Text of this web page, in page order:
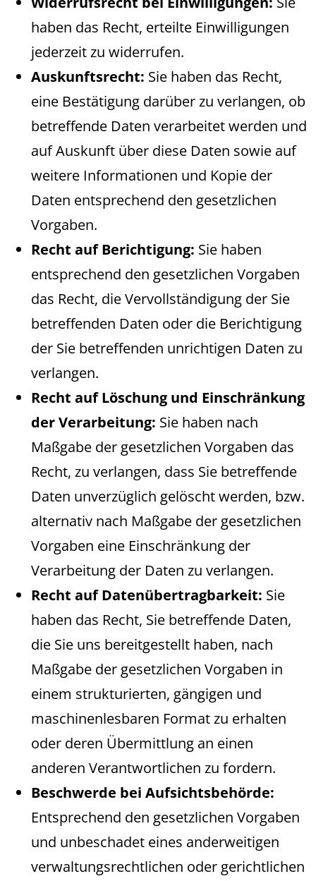
haben das Recht, erteilte Einwilligungen
jederzeit zu widerrufen.
Auskunftsrecht: Sie haben das Recht,
eine Bestätigung darüber zu verlangen, ob
betreffende Daten verarbeitet werden und
auf Auskunft über diese Daten sowie auf
weitere Informationen und Kopie der
Daten entsprechend den gesetzlichen
Vorgaben.
Recht auf Berichtigung: Sie haben
entsprechend den gesetzlichen Vorgaben
das Recht, die Vervollständigung der Sie
betreffenden Daten oder die Berichtigung
der Sie betreffenden unrichtigen Daten zu
verlangen.
Recht auf Löschung und Einschränkung
der Verarbeitung: Sie haben nach
Maßgabe der gesetzlichen Vorgaben das
Recht, zu verlangen, dass Sie betreffende
Daten unverzüglich gelöscht werden, bzw.
alternativ nach Maßgabe der gesetzlichen
Vorgaben eine Einschränkung der
Verarbeitung der Daten zu verlangen.
Recht auf Datenübertragbarkeit: Sie
haben das Recht, Sie betreffende Daten,
die Sie uns bereitgestellt haben, nach
Maßgabe der gesetzlichen Vorgaben in
einem strukturierten, gängigen und
maschinenlesbaren Format zu erhalten
oder deren Übermittlung an einen
anderen Verantwortlichen zu fordern.
Beschwerde bei Aufsichtsbehörde:
Entsprechend den gesetzlichen Vorgaben
und unbeschadet eines anderweitigen
verwaltungsrechtlichen oder gerichtlichen